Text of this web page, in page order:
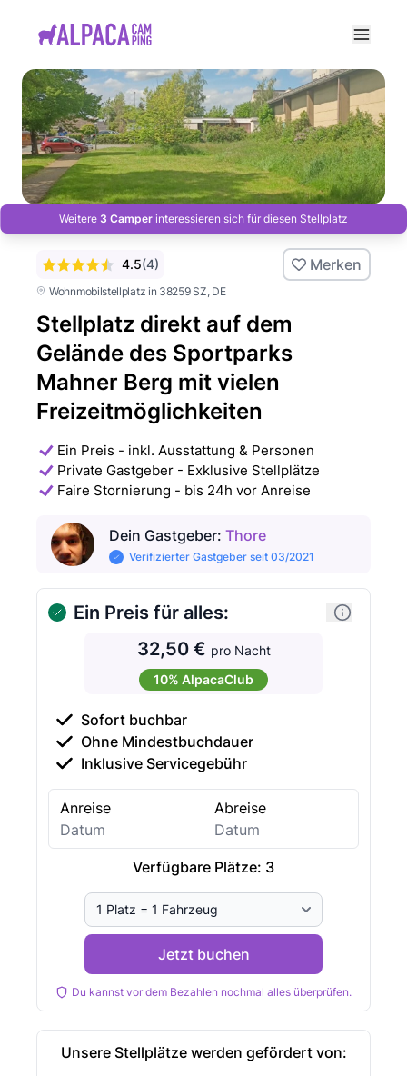
Weitere 3 Camper interessieren sich für diesen Stellplatz
Wohnmobilstellplatz in 38259 SZ, DE
Stellplatz direkt auf dem
Gelände des Sportparks
Mahner Berg mit vielen
Freizeitmöglichkeiten
4.5(4) Merken
Ein Preis - inkl. Ausstattung & Personen
Private Gastgeber - Exklusive Stellplätze
Faire Stornierung - bis 24h vor Anreise
Dein Gastgeber: Thore
Verifizierter Gastgeber seit 03/2021
Ein Preis für alles:
32,50 € pro Nacht
10% AlpacaClub
Sofort buchbar
Ohne Mindestbuchdauer
Inklusive Servicegebühr
Anreise Abreise
Verfügbare Plätze: 3
Jetzt buchen
Du kannst vor dem Bezahlen nochmal alles überprüfen.
Unsere Stellplätze werden gefördert von: